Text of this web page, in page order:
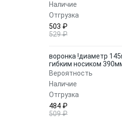
Наличие
Отгрузка
503 ₽
529 ₽
воронка !диаметр
гибким носиком
Вероятность
Наличие
Отгрузка
484 ₽
509 ₽